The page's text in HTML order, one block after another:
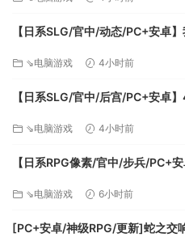
【日系SLG/官中/动态/PC+安卓
⇘电脑游戏 4小时前
【日系SLG/官中/后宫/PC+安卓
⇘电脑游戏 4小时前
【日系RPG像素/官中/步兵/PC+
ムと世界樹の牧場～ 官方中文步兵
⇘电脑游戏 6小时前
[PC+安卓/神级RPG/更新]蛇之交